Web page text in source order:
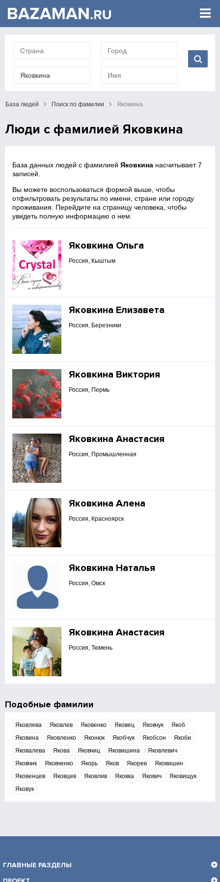
База людей Поиск по фамилии Яковкина
Люди с фамилией Яковкина
База данных людей с фамилиейЯковкина насчитывает 7
записей.
Вы можете воспользоваться формой выше, чтобы
отфильтровать результаты по имени, стране или городу
проживания. Перейдите на страницу человека, чтобы
увидеть полную информацию о нем.
Яковкина Ольга
Россия, Кыштым
Яковкина Елизавета
Россия, Березники
Яковкина Виктория
Россия, Пермь
Яковкина Анастасия
Россия, Промышленная
Яковкина Алена
Россия, Красноярск
Яковкина Наталья
Россия, Омск
Яковкина Анастасия
Россия, Тюмень
Подобные фамилии
Яковлева Яковлев Яковенко Яковец Яковчук
Якоб
Яковина
Яковленко Яконюк Якобчук Якобсон
Якоби
Яковалева
Якова Яковчиц Яковишина
Яковлевич
Яковчик
Яковченко Якорь Яков Якорев
Яковишин
Яковенцев
Яковцев Яковлив Яковка Якович
Яковищук
Яковук
ГЛАВНЫЕ РАЗДЕЛЫ